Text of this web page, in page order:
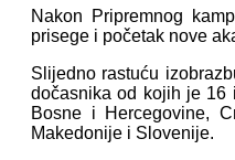
Nakon Pripremnog
prisege i početak nove
Slijedno rastuću
dočasnika od kojih je 16
Bosne i Hercegovine,
Makedonije i Slovenije.